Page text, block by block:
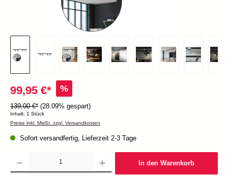
99,95 €* %
139,00 €* (28.09% gespart)
Inhalt: 1 Stück
Preise inkl. MwSt. zzgl. Versandkosten
Sofort versandfertig, Lieferzeit 2-3 Tage
Produkt Anzahl: Gib den gewünschten Wert ein oder benutze die Schaltflächen um die
In den Warenkorb